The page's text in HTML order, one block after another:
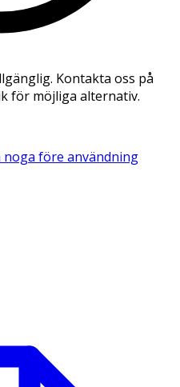
Kontakta oss på
för möjliga alternativ.
noga före användning